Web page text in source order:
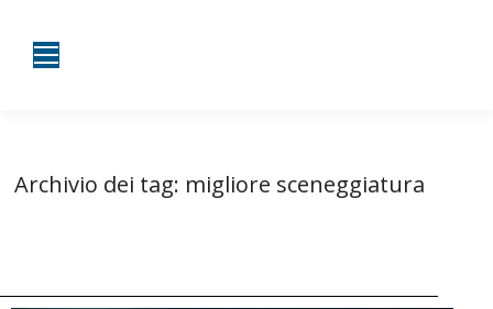
Archivio dei tag: migliore sceneggiatura